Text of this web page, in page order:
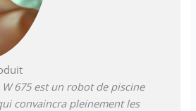
675 est un robot de piscine
convaincra pleinement les